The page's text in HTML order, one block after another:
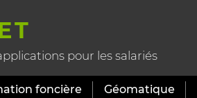
pour les salariés
foncière Géomatique